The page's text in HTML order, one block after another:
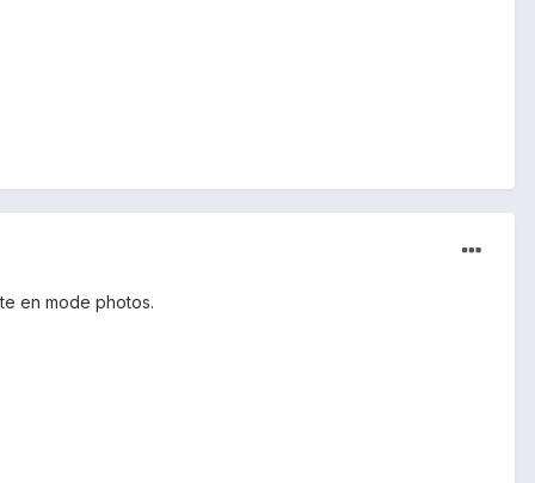
en mode photos.